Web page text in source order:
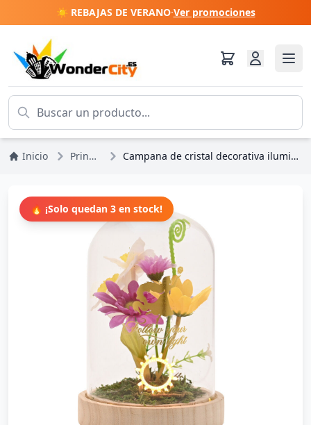
☀️ REBAJAS DE VERANO·Ver promociones
Inicio Princesas Disney Campana de cristal decorativa iluminada de Enredados - Disney Pastel Princess
🔥 ¡Solo quedan 3 en stock!